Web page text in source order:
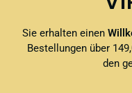
Sie erhalten einen
Bestellungen über
den